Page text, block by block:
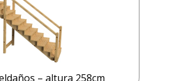
– altura 258cm